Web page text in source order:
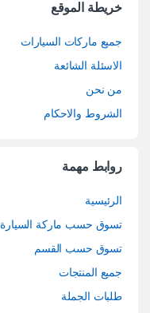
خريطة الموقع
جميع ماركات السيارات
الاسئلة الشائعة
من نحن
الشروط والاحكام
روابط مهمة
الرئيسية
تسوق حسب ماركة السيارة
تسوق حسب القسم
جميع المنتجات
طلبات الجملة